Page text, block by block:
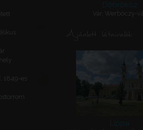
1849-es
Döbrököz
Vár, Werbőczy-
Ajánlott látnivalók
Lippa